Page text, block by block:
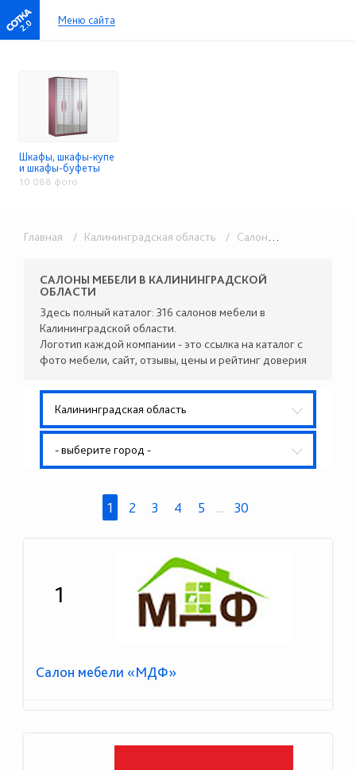
2.0 Меню сайта
Шкафы, шкафы-купе
и шкафы-буфеты
10 088 фото
Главная / Калининградская область / Салоны мебели
САЛОНЫ МЕБЕЛИ В КАЛИНИНГРАДСКОЙ
ОБЛАСТИ
Здесь полный каталог: 316 салонов мебели в
Калининградской области.
Логотип каждой компании - это ссылка на каталог с
фото мебели, сайт, отзывы, цены и рейтинг доверия
Калининградская область
- выберите город -
1 2 3 4 5 ... 30
1
Салон мебели «МДФ»